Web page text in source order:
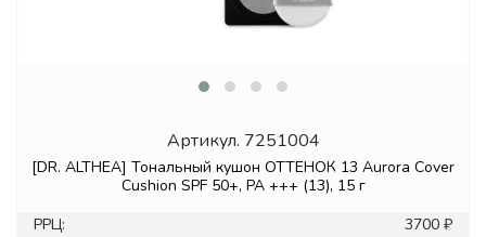
Артикул. 7251004
[DR. ALTHEA] Тональный кушон ОТТЕНОК 13 Aurora Cover
Cushion SPF 50+, PA +++ (13), 15 г
РРЦ:
3700 ₽